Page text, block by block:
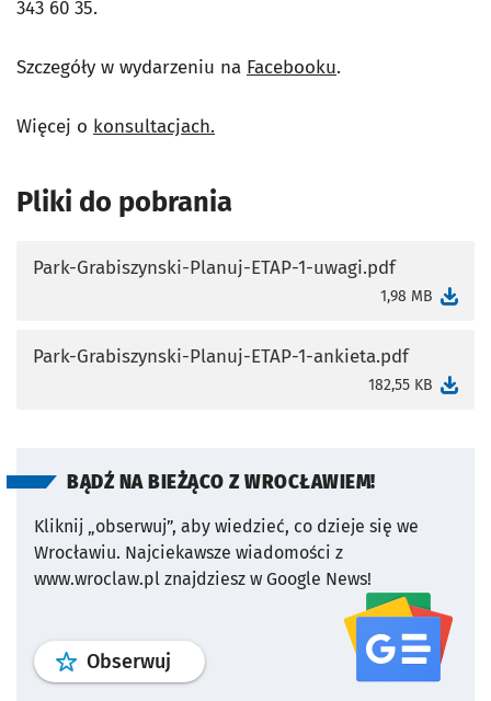
343 60 35.
Szczegóły w wydarzeniu na Facebooku.
Więcej o konsultacjach.
Pliki do pobrania
Park-Grabiszynski-Planuj-ETAP-1-uwagi.pdf
1,98 MB
Park-Grabiszynski-Planuj-ETAP-1-ankieta.pdf
182,55 KB
BĄDŹ NA BIEŻĄCO Z WROCŁAWIEM!
Kliknij „obserwuj”, aby wiedzieć, co dzieje się we
Wrocławiu. Najciekawsze wiadomości z
www.wroclaw.pl znajdziesz w Google News!
Obserwuj profil serwisu